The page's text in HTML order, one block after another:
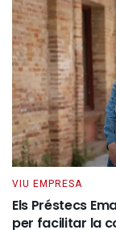
VIU EMPRESA
Els Préstecs
per facilitar la